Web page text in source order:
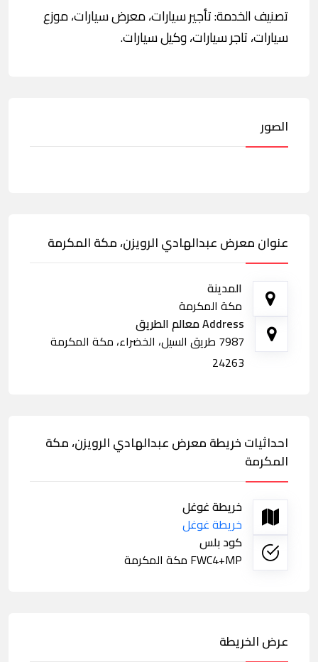
تصنيف الخدمة: تأجير سيارات، معرض سيارات، موزع
سيارات، تاجر سيارات، وكيل سيارات.
الصور
عنوان معرض عبدالهادي الرويزن، مكة المكرمة
المدينة
مكة المكرمة
Address معالم الطريق
7987 طريق السيل، الخضراء، مكة المكرمة
24263
احداثيات خريطة معرض عبدالهادي الرويزن، مكة
المكرمة
خريطة غوغل
خريطة غوغل
كود بلس
FWC4+MP مكة المكرمة
عرض الخريطة